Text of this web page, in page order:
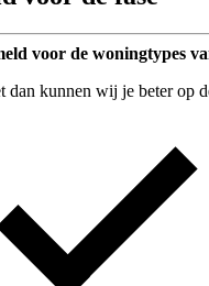
voor de woningtypes
dan kunnen wij je beter op